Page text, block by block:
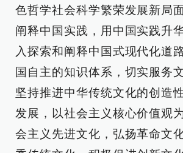
色哲学社会科学繁荣发展新局
阐释中国实践，用中国实践升
入探索和阐释中国式现代化道
国自主的知识体系，切实服务
坚持推进中华传统文化的创造
发展，以社会主义核心价值观
会主义先进文化，弘扬革命文